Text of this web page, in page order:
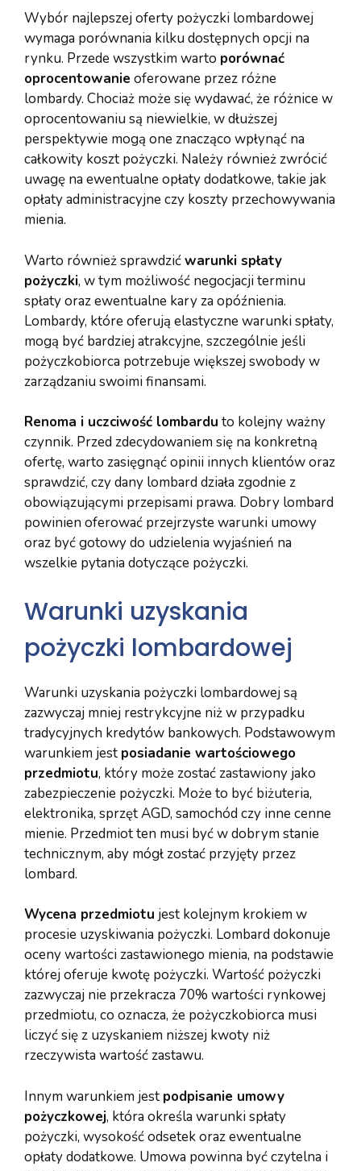
Wybór najlepszej oferty pożyczki lombardowej
wymaga porównania kilku dostępnych opcji na
rynku. Przede wszystkim warto porównać
oprocentowanie oferowane przez różne
lombardy. Chociaż może się wydawać, że różnice w
oprocentowaniu są niewielkie, w dłuższej
perspektywie mogą one znacząco wpłynąć na
całkowity koszt pożyczki. Należy również zwrócić
uwagę na ewentualne opłaty dodatkowe, takie jak
opłaty administracyjne czy koszty przechowywania
mienia.
Warto również sprawdzićwarunki spłaty
pożyczki, w tym możliwość negocjacji terminu
spłaty oraz ewentualne kary za opóźnienia.
Lombardy, które oferują elastyczne warunki spłaty,
mogą być bardziej atrakcyjne, szczególnie jeśli
pożyczkobiorca potrzebuje większej swobody w
zarządzaniu swoimi finansami.
Renoma i uczciwość lombardu to kolejny ważny
czynnik. Przed zdecydowaniem się na konkretną
ofertę, warto zasięgnąć opinii innych klientów oraz
sprawdzić, czy dany lombard działa zgodnie z
obowiązującymi przepisami prawa. Dobry lombard
powinien oferować przejrzyste warunki umowy
oraz być gotowy do udzielenia wyjaśnień na
wszelkie pytania dotyczące pożyczki.
Warunki uzyskania
pożyczki lombardowej
Warunki uzyskania pożyczki lombardowej są
zazwyczaj mniej restrykcyjne niż w przypadku
tradycyjnych kredytów bankowych. Podstawowym
warunkiem jest posiadanie wartościowego
przedmiotu, który może zostać zastawiony jako
zabezpieczenie pożyczki. Może to być biżuteria,
elektronika, sprzęt AGD, samochód czy inne cenne
mienie. Przedmiot ten musi być w dobrym stanie
technicznym, aby mógł zostać przyjęty przez
lombard.
Wycena przedmiotu jest kolejnym krokiem w
procesie uzyskiwania pożyczki. Lombard dokonuje
oceny wartości zastawionego mienia, na podstawie
której oferuje kwotę pożyczki. Wartość pożyczki
zazwyczaj nie przekracza 70% wartości rynkowej
przedmiotu, co oznacza, że pożyczkobiorca musi
liczyć się z uzyskaniem niższej kwoty niż
rzeczywista wartość zastawu.
Innym warunkiem jest podpisanie umowy
pożyczkowej, która określa warunki spłaty
pożyczki, wysokość odsetek oraz ewentualne
opłaty dodatkowe. Umowa powinna być czytelna i